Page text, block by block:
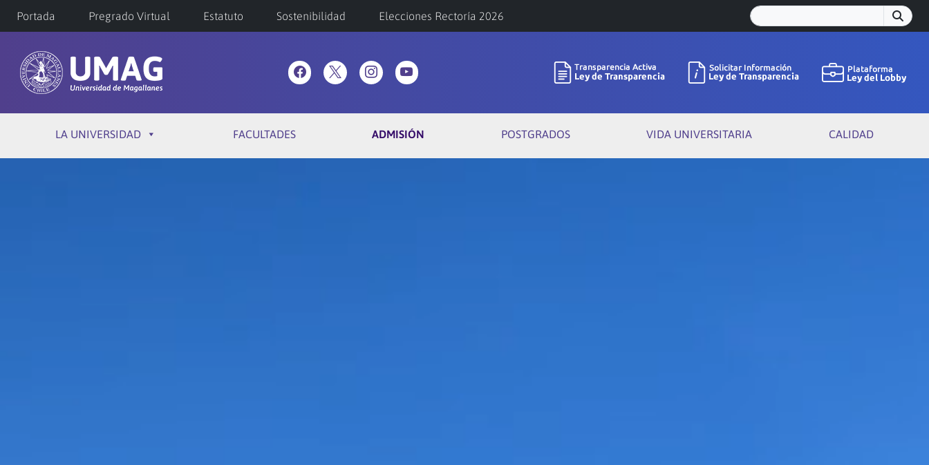
Portada Pregrado Virtual Estatuto Sostenibilidad Elecciones Rectoría 2026
LA UNIVERSIDAD FACULTADES ADMISIÓN POSTGRADOS VIDA UNIVERSITARIA CALIDAD